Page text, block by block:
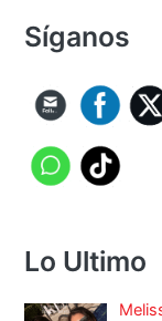
Síganos
Lo Ultimo